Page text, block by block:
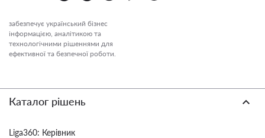
забезпечує український бізнес
інформацією, аналітикою та
технологічними рішеннями для
ефективної та безпечної роботи.
Каталог рішень
Liga360: Керівник